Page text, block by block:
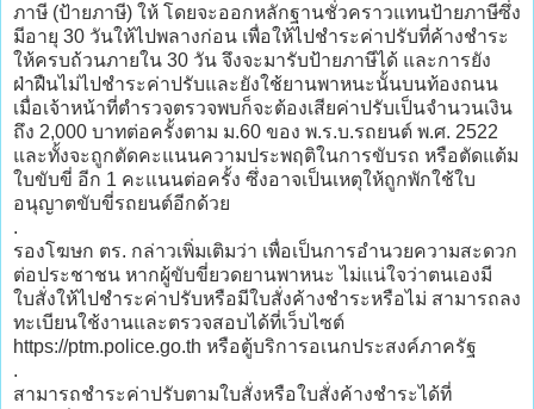
ภาษี (ป้ายภาษี) ให้ โดยจะออกหลักฐานชั่วคราวแทนป้ายภาษีซึ่ง
มีอายุ 30 วันให้ไปพลางก่อน เพื่อให้ไปชำระค่าปรับที่ค้างชำระ
ให้ครบถ้วนภายใน 30 วัน จึงจะมารับป้ายภาษีได้ และการยัง
ฝ่าฝืนไม่ไปชำระค่าปรับและยังใช้ยานพาหนะนั้นบนท้องถนน
เมื่อเจ้าหน้าที่ตำรวจตรวจพบก็จะต้องเสียค่าปรับเป็นจำนวนเงิน
ถึง 2,000 บาทต่อครั้งตาม ม.60 ของ พ.ร.บ.รถยนต์ พ.ศ. 2522
และทั้งจะถูกตัดคะแนนความประพฤติในการขับรถ หรือตัดแต้ม
ใบขับขี่ อีก 1 คะแนนต่อครั้ง ซึ่งอาจเป็นเหตุให้ถูกพักใช้ใบ
อนุญาตขับขี่รถยนต์อีกด้วย
.
รองโฆษก ตร. กล่าวเพิ่มเติมว่า เพื่อเป็นการอำนวยความสะดวก
ต่อประชาชน หากผู้ขับขี่ยวดยานพาหนะ ไม่แน่ใจว่าตนเองมี
ใบสั่งให้ไปชำระค่าปรับหรือมีใบสั่งค้างชำระหรือไม่ สามารถลง
ทะเบียนใช้งานและตรวจสอบได้ที่เว็บไซต์
https://ptm.police.go.th หรือตู้บริการอเนกประสงค์ภาครัฐ
.
สามารถชำระค่าปรับตามใบสั่งหรือใบสั่งค้างชำระได้ที่